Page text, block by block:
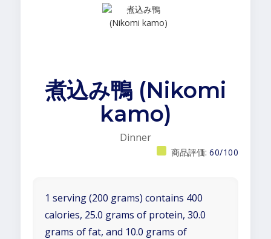
煮込み鴨 (Nikomi
kamo)
Dinner
商品評価: 60/100
1 serving (200 grams) contains 400
calories, 25.0 grams of protein, 30.0
grams of fat, and 10.0 grams of